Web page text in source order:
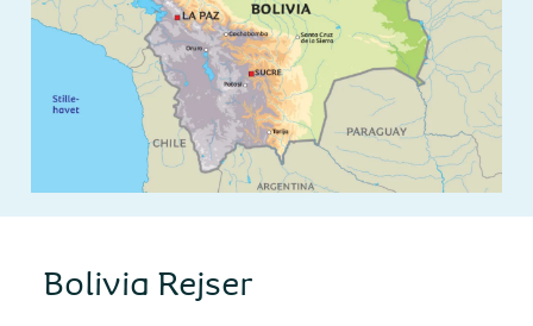
Bolivia Rejser